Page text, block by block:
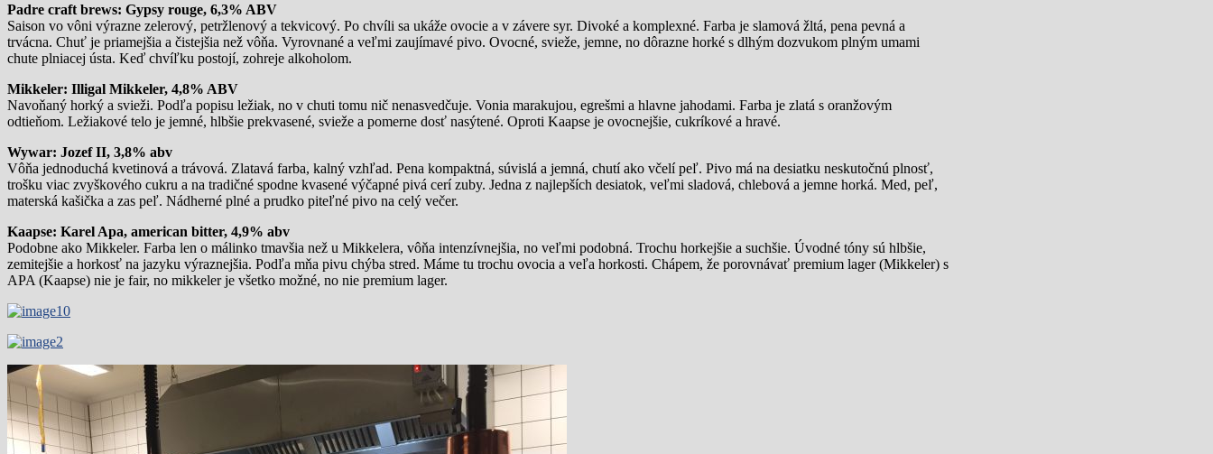
Padre craft brews: Gypsy rouge, 6,3% ABV
Saison vo vôni výrazne zelerový, petržlenový a tekvicový. Po chvíli sa ukáže ovocie a v závere syr. Divoké a komplexné. Farba je slamová žltá, pena pevná a
trvácna. Chuť je priamejšia a čistejšia než vôňa. Vyrovnané a veľmi zaujímavé pivo. Ovocné, svieže, jemne, no dôrazne horké s dlhým dozvukom plným umami
chute plniacej ústa. Keď chvíľku postojí, zohreje alkoholom.
Mikkeler: Illigal Mikkeler, 4,8% ABV
Navoňaný horký a svieži. Podľa popisu ležiak, no v chuti tomu nič nenasvedčuje. Vonia marakujou, egrešmi a hlavne jahodami. Farba je zlatá s oranžovým
odtieňom. Ležiakové telo je jemné, hlbšie prekvasené, svieže a pomerne dosť nasýtené. Oproti Kaapse je ovocnejšie, cukríkové a hravé.
Wywar: Jozef II, 3,8% abv
Vôňa jednoduchá kvetinová a trávová. Zlatavá farba, kalný vzhľad. Pena kompaktná, súvislá a jemná, chutí ako včelí peľ. Pivo má na desiatku neskutočnú plnosť,
trošku viac zvyškového cukru a na tradičné spodne kvasené výčapné pivá cerí zuby. Jedna z najlepších desiatok, veľmi sladová, chlebová a jemne horká. Med, peľ,
materská kašička a zas peľ. Nádherné plné a prudko piteľné pivo na celý večer.
Kaapse: Karel Apa, american bitter, 4,9% abv
Podobne ako Mikkeler. Farba len o málinko tmavšia než u Mikkelera, vôňa intenzívnejšia, no veľmi podobná. Trochu horkejšie a suchšie. Úvodné tóny sú hlbšie,
zemitejšie a horkosť na jazyku výraznejšia. Podľa mňa pivu chýba stred. Máme tu trochu ovocia a veľa horkosti. Chápem, že porovnávať premium lager (Mikkeler) s
APA (Kaapse) nie je fair, no mikkeler je všetko možné, no nie premium lager.